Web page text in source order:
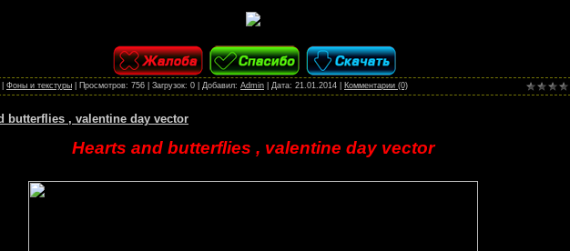
Фоны и текстуры Просмотров: 756 Загрузок: 0 Добавил: Admin Дата: 21.01.2014 Комментарии (0)
butterflies , valentine day vector
Hearts and butterflies , valentine day vector